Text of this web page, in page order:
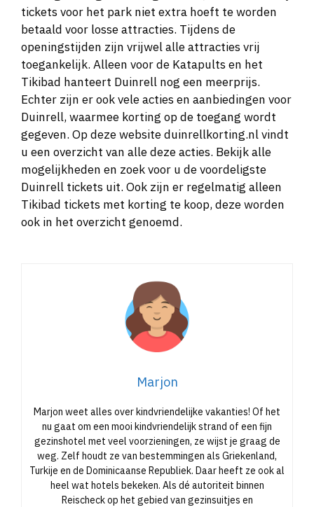
tickets voor het park niet extra hoeft te worden
betaald voor losse attracties. Tijdens de
openingstijden zijn vrijwel alle attracties vrij
toegankelijk. Alleen voor de Katapults en het
Tikibad hanteert Duinrell nog een meerprijs.
Echter zijn er ook vele acties en aanbiedingen voor
Duinrell, waarmee korting op de toegang wordt
gegeven. Op deze website duinrellkorting.nl vindt
u een overzicht van alle deze acties. Bekijk alle
mogelijkheden en zoek voor u de voordeligste
Duinrell tickets uit. Ook zijn er regelmatig alleen
Tikibad tickets met korting te koop, deze worden
ook in het overzicht genoemd.
Marjon
Marjon weet alles over kindvriendelijke vakanties! Of het
nu gaat om een mooi kindvriendelijk strand of een fijn
gezinshotel met veel voorzieningen, ze wijst je graag de
weg. Zelf houdt ze van bestemmingen als Griekenland,
Turkije en de Dominicaanse Republiek. Daar heeft ze ook al
heel wat hotels bekeken. Als dé autoriteit binnen
Reischeck op het gebied van gezinsuitjes en